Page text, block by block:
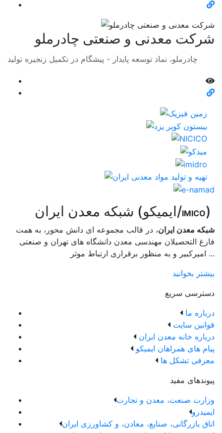
شرکت معدنی و صنعتی چادرملو
چادرملو، نماد توسعه پایدار - پیشگام در تکمیل زنجیره تولید
شبکه معدن ایران (ایمیکو/IMICO)
شبکه معدن ایران، در قالب مجموعه ای دانش محور، به همت
فارغ­ التحصیلان مهندسی معدن دانشگاه ­های تهران و صنعتی
امیرکبیر و به منظور برقراری ارتباط موثر ...
بیشتر بخوانید
دسترسی سریع
درباره ما
قوانین سایت
درباره خانه معدن ایران
پیام های همراهان ایمیکو
معرفی تشکل ها
پیوندهای مفید
وزارت صنعت، معدن و تجارت
ایمیدرو
اتاق بازرگانی، صنایع، معادن، و کشاورزی ایران